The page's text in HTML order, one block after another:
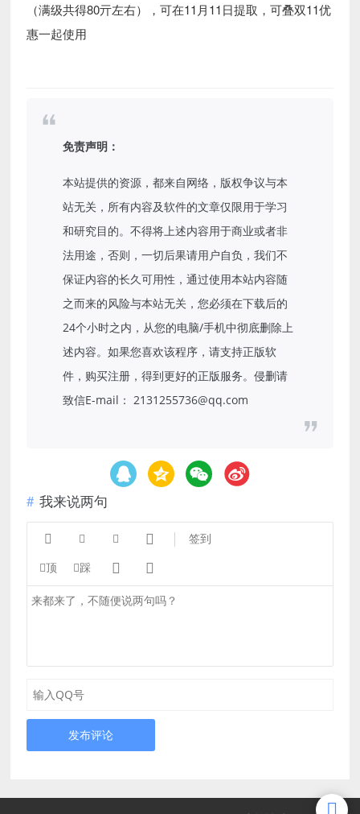
（满级共得80亓左右），可在11月11日提取，可叠双11优
惠一起使用
免责声明：
本站提供的资源，都来自网络，版权争议与本
站无关，所有内容及软件的文章仅限用于学习
和研究目的。不得将上述内容用于商业或者非
法用途，否则，一切后果请用户自负，我们不
保证内容的长久可用性，通过使用本站内容随
之而来的风险与本站无关，您必须在下载后的
24个小时之内，从您的电脑/手机中彻底删除上
述内容。如果您喜欢该程序，请支持正版软
件，购买注册，得到更好的正版服务。侵删请
致信E-mail： 2131255736@qq.com
我来说两句
    签到
顶 踩  
发布评论